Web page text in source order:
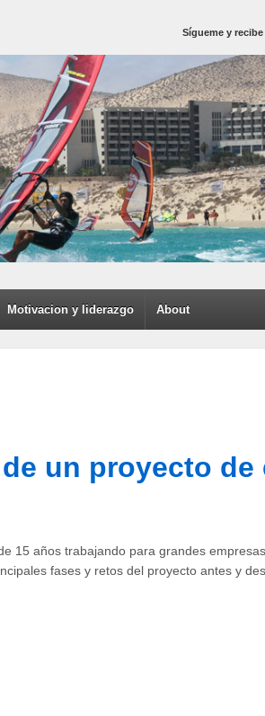
Sígueme y
Motivacion y liderazgo About
un proyecto de
15 años trabajando para grandes
fases y retos del proyecto antes y